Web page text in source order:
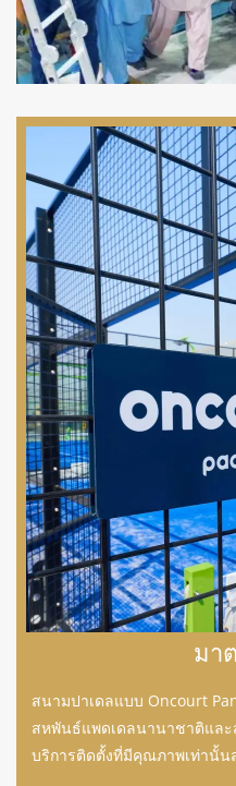
มา
สนามปาเดลแบบ Oncourt
สหพันธ์แพดเดลนานาชาติแล
บริการติดตั้งที่มีคุณภาพเท่านั้น